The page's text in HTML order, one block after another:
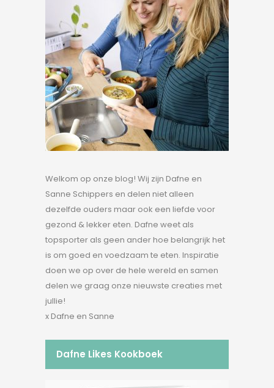
Welkom op onze blog! Wij zijn Dafne en
Sanne Schippers en delen niet alleen
dezelfde ouders maar ook een liefde voor
gezond & lekker eten. Dafne weet als
topsporter als geen ander hoe belangrijk het
is om goed en voedzaam te eten. Inspiratie
doen we op over de hele wereld en samen
delen we graag onze nieuwste creaties met
jullie!
x Dafne en Sanne
Dafne Likes Kookboek